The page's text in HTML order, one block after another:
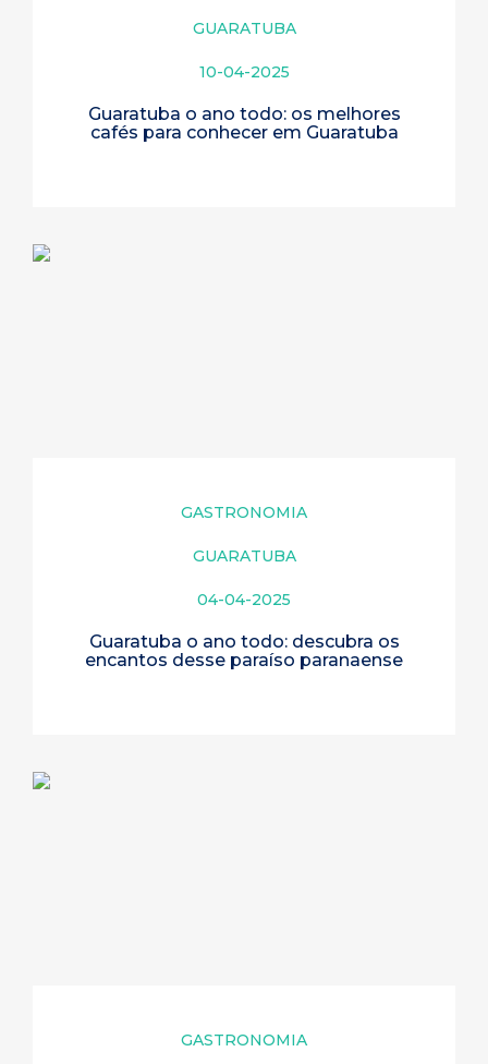
GUARATUBA
10-04-2025
Guaratuba o ano todo: os melhores
cafés para conhecer em Guaratuba
GASTRONOMIA
GUARATUBA
04-04-2025
Guaratuba o ano todo: descubra os
encantos desse paraíso paranaense
GASTRONOMIA